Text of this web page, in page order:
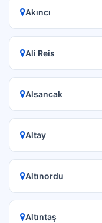
Akıncı
Ali Reis
Alsancak
Altay
Altınordu
Altıntaş